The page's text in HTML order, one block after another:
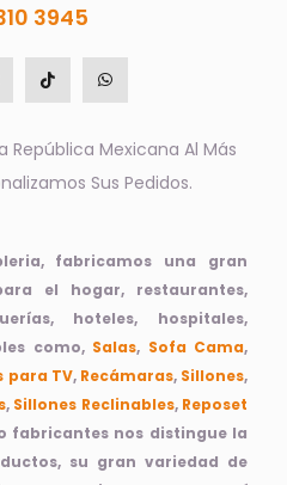
3945
República Mexicana Al Más
Sus Pedidos.
fabricamos una gran
el hogar, restaurantes,
hoteles, hospitales,
como, Salas, Sofa Cama,
para TV, Recámaras, Sillones,
, Sillones Reclinables, Reposet
fabricantes nos distingue la
su gran variedad de